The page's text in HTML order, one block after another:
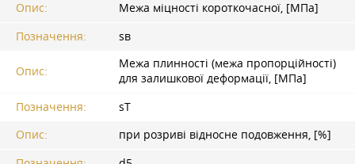
Опис:
Межа міцності короткочасної, [МПа]
Позначення:
sв
Опис:
Межа плинності (межа пропорційності)
для залишкової деформації, [МПа]
Позначення:
sT
Опис:
при розриві відносне подовження, [%]